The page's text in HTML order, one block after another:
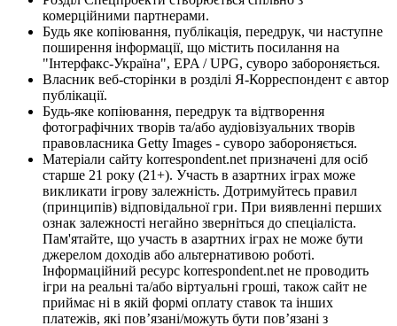
комерційними партнерами.
Будь яке копіювання, публікація, передрук, чи наступне
поширення інформації, що містить посилання на
"Інтерфакс-Україна", EPA / UPG, суворо забороняється.
Власник веб-сторінки в розділі Я-Корреспондент є автор
публікації.
Будь-яке копіювання, передрук та відтворення
фотографічних творів та/або аудіовізуальних творів
правовласника Getty Images - суворо забороняється.
Матеріали сайту korrespondent.net призначені для осіб
старше 21 року (21+). Участь в азартних іграх може
викликати ігрову залежність. Дотримуйтесь правил
(принципів) відповідальної гри. При виявленні перших
ознак залежності негайно зверніться до спеціаліста.
Пам'ятайте, що участь в азартних іграх не може бути
джерелом доходів або альтернативою роботі.
Інформаційний ресурс korrespondent.net не проводить
ігри на реальні та/або віртуальні гроші, також сайт не
приймає ні в якій формі оплату ставок та інших
платежів, які пов’язані/можуть бути пов’язані з